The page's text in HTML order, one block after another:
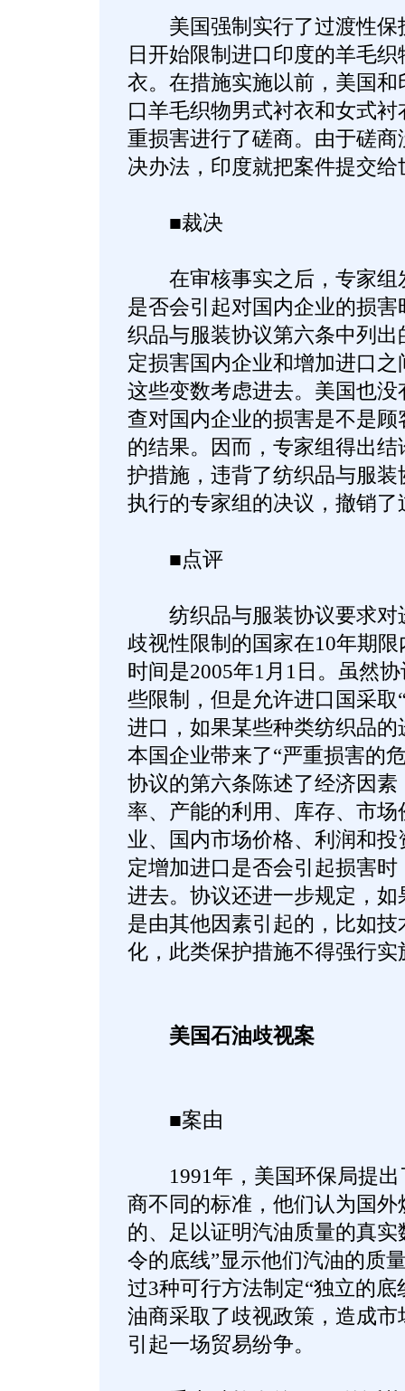
美国强制实行了过渡性保
日开始限制进口印度的羊毛
衣。在措施实施以前，美国
口羊毛织物男式衬衣和女式
重损害进行了磋商。由于磋
决办法，印度就把案件提交
■裁决
在审核事实之后，专家组
是否会引起对国内企业的损
织品与服装协议第六条中列
定损害国内企业和增加进口
这些变数考虑进去。美国也
查对国内企业的损害是不是
的结果。因而，专家组得出
护措施，违背了纺织品与服
执行的专家组的决议，撤销
■点评
纺织品与服装协议要求对
歧视性限制的国家在10年期
时间是2005年1月1日。虽然
些限制，但是允许进口国采取
进口，如果某些种类纺织品
本国企业带来了“严重损害的
协议的第六条陈述了经济因
率、产能的利用、库存、市
业、国内市场价格、利润和
定增加进口是否会引起损害
进去。协议还进一步规定，
是由其他因素引起的，比如
化，此类保护措施不得强行实
美国石油歧视案
■案由
1991年，美国环保局提出
商不同的标准，他们认为国外
的、足以证明汽油质量的真
令的底线”显示他们汽油的质
过3种可行方法制定“独立的
油商采取了歧视政策，造成
引起一场贸易纷争。